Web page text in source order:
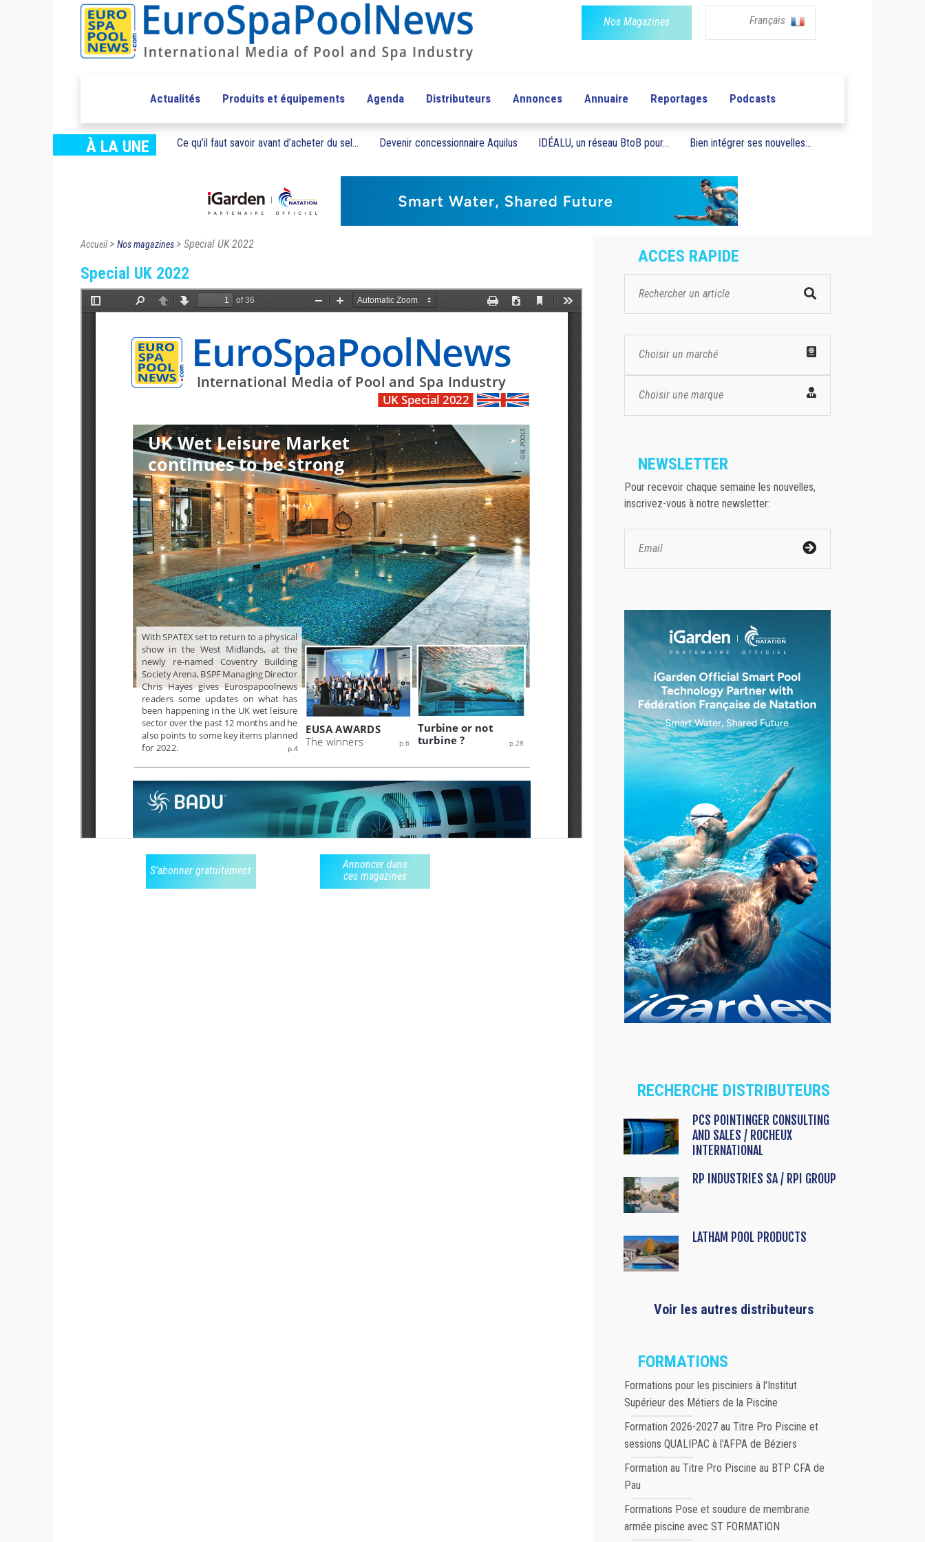
Nos Magazines Français
Actualités Produits et équipements Agenda Distributeurs Annonces Annuaire Reportages Podcasts
À LA UNE Ce qu’il faut savoir avant d’acheter du sel... Devenir concessionnaire Aquilus IDÉALU, un réseau BtoB pour... Bien intégrer ses nouvelles...
Accueil> Nos magazines> Special UK 2022
Special UK 2022
S'abonner gratuitement
Annoncer dans
ces magazines
ACCES RAPIDE
Choisir un marché
Choisir une marque
NEWSLETTER
Pour recevoir chaque semaine les nouvelles,
inscrivez-vous à notre newsletter:
RECHERCHE DISTRIBUTEURS
PCS POINTINGER CONSULTING
AND SALES / ROCHEUX
INTERNATIONAL
RP INDUSTRIES SA / RPI GROUP
LATHAM POOL PRODUCTS
Voir les autres distributeurs
FORMATIONS
Formations pour les pisciniers à l'Institut
Supérieur des Métiers de la Piscine
Formation 2026-2027 au Titre Pro Piscine et
sessions QUALIPAC à l'AFPA de Béziers
Formation au Titre Pro Piscine au BTP CFA de
Pau
Formations Pose et soudure de membrane
armée piscine avec ST FORMATION